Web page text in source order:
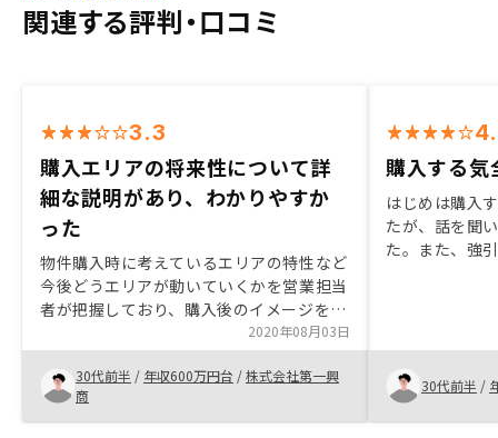
関連する評判・口コミ
3.3
購入エリアの将来性について詳
細な説明があり、わかりやすか
った
物件購入時に考えているエリアの特性など
今後どうエリアが動いていくかを営業担当
者が把握しており、購入後のイメージを持
ちやすい。 また購入前にローン完済まで
のシミュレーションもすぐに出てくるので
購入を考えやすい。営業担当者と契約担当
者が違うのはしょうがないが、営業担当者
も同席して契約を進めたほうが買うほうも
2020年08月03日
30代前半 / 年収600万円台 /株式会社第一興
商
購入する気
はじめは購入
たが、話を聞
た。また、強
30代前半 /